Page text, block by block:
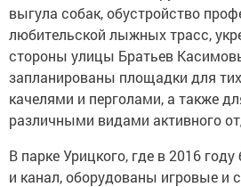
выгула собак, обустройство
любительской лыжных трасс,
стороны улицы Братьев
запланированы площадки для
качелями и перголами, а также
различными видами активного
В парке Урицкого, где в 2016
и канал, оборудованы игровые и